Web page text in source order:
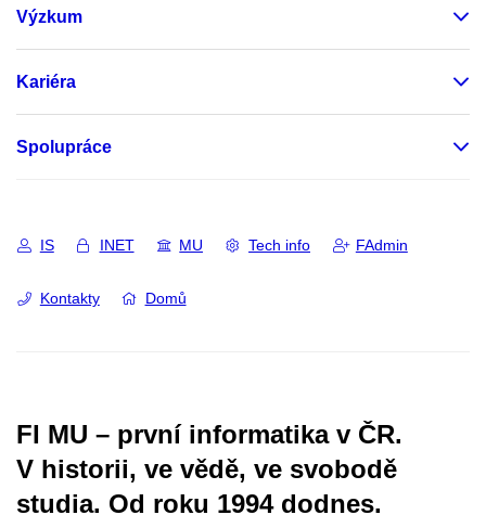
Výzkum
Kariéra
Spolupráce
IS INET MU Tech info FAdmin
Kontakty Domů
FI MU – první informatika v ČR.
V historii, ve vědě, ve svobodě
studia. Od roku 1994 dodnes.